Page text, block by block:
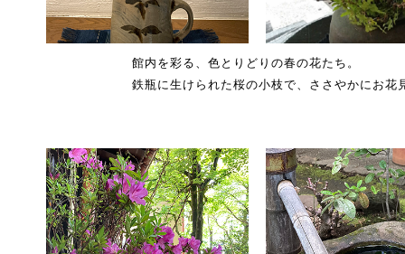
館内を彩る、色とりどりの春の花たち。
鉄瓶に生けられた桜の小枝で、ささやかにお花